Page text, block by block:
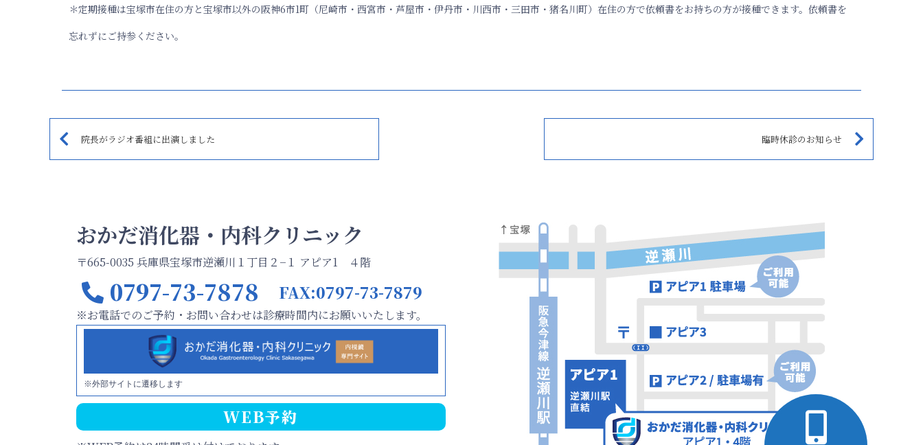
＊定期接種は宝塚市在住の方と宝塚市以外の阪神6市1町（尼崎市・西宮市・芦屋市・伊丹市・川西市・三田市・猪名川町）在住の方で依頼書をお持ちの方が接種できます。依頼書を
忘れずにご持参ください。
院長がラジオ番組に出演しました 臨時休診のお知らせ
おかだ消化器・内科クリニック
〒665-0035 兵庫県宝塚市逆瀬川１丁目２−１ アピア1 ４階
0797-73-7878 FAX:0797-73-7879
※お電話でのご予約・お問い合わせは診療時間内にお願いいたします。
※外部サイトに遷移します
WEB予約